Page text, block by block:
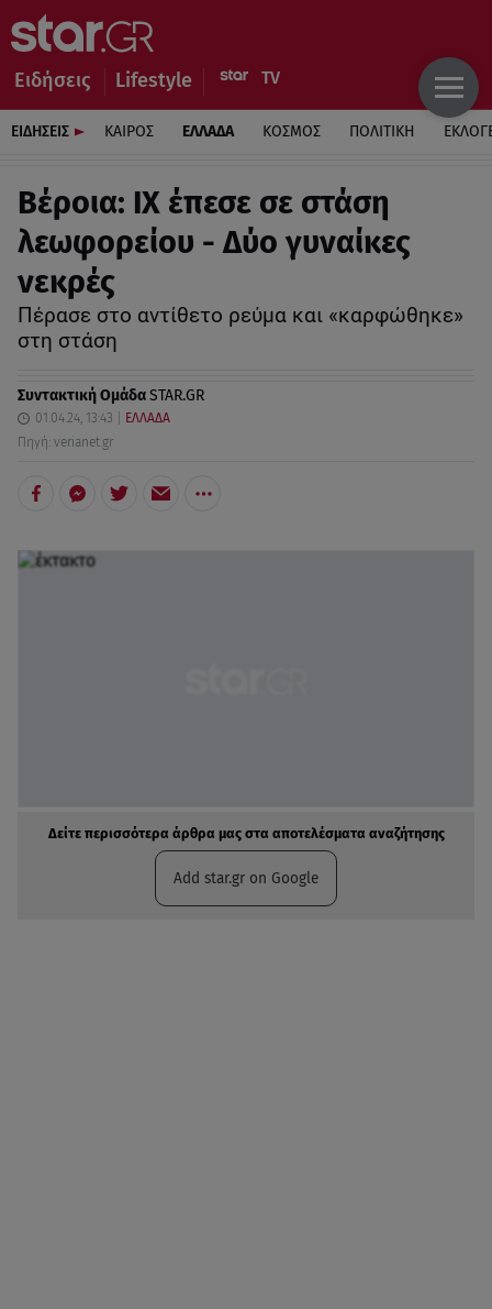
Ειδήσεις Lifestyle
ΕΙΔΗΣΕΙΣ ΚΑΙΡΟΣ ΕΛΛΑΔΑ ΚΟΣΜΟΣ ΠΟΛΙΤΙΚΗ
Βέροια: ΙΧ έπεσε σε στάση
λεωφορείου - Δύο γυναίκες
νεκρές
Πέρασε στο αντίθετο ρεύμα και «καρφώθηκε»
στη στάση
Συντακτική ΟμάδαSTAR.GR
01.04.24, 13:43
ΕΛΛΑΔΑ
Πηγή: verianet.gr
Δείτε περισσότερα άρθρα μας στα αποτελέσματα αναζήτησης
Add star.gr on Google